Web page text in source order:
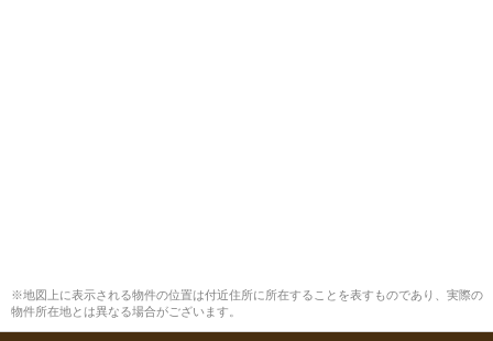
※地図上に表示される物件の位置は付近住所に所在することを表すものであり、実際の
物件所在地とは異なる場合がございます。